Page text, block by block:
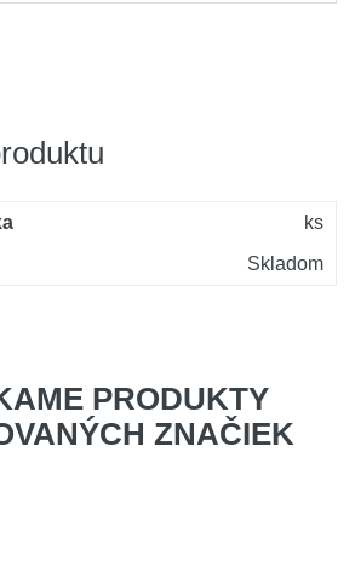
ks
Skladom
PRODUKTY
ZNAČIEK